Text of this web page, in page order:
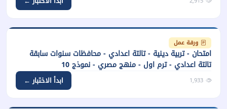
ورقة عمل
امتحان - تربية دينية - تالتة اعدادي - محافظات سنوات سابقة
تالتة اعدادي - ترم اول - منهج مصري - نموذج 10
1,933 ابدأ الاختبار ←